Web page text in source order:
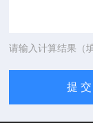
请输入计算结果（